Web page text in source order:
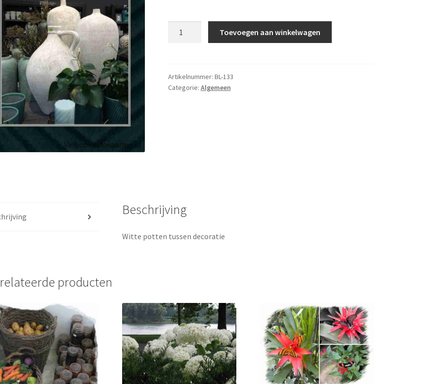
Toevoegen aan winkelwagen
Artikelnummer: BL-133
Categorie: Algemeen
Beschrijving
Witte potten tussen decoratie
producten